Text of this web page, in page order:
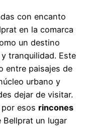
con encanto
en la comarca
un destino
tranquilidad. Este
entre paisajes de
urbano y
dejar de visitar.
esos rincones
Bellprat un lugar